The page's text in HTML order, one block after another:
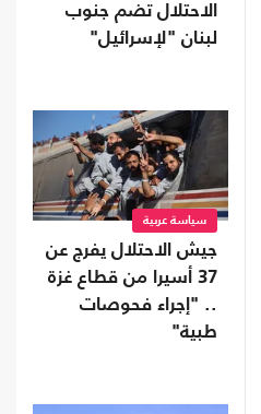
الاحتلال تضم جنوب
لبنان "لإسرائيل"
سياسة عربية
جيش الاحتلال يفرج عن
37 أسيرا من قطاع غزة
.. "إجراء فحوصات
طبية"